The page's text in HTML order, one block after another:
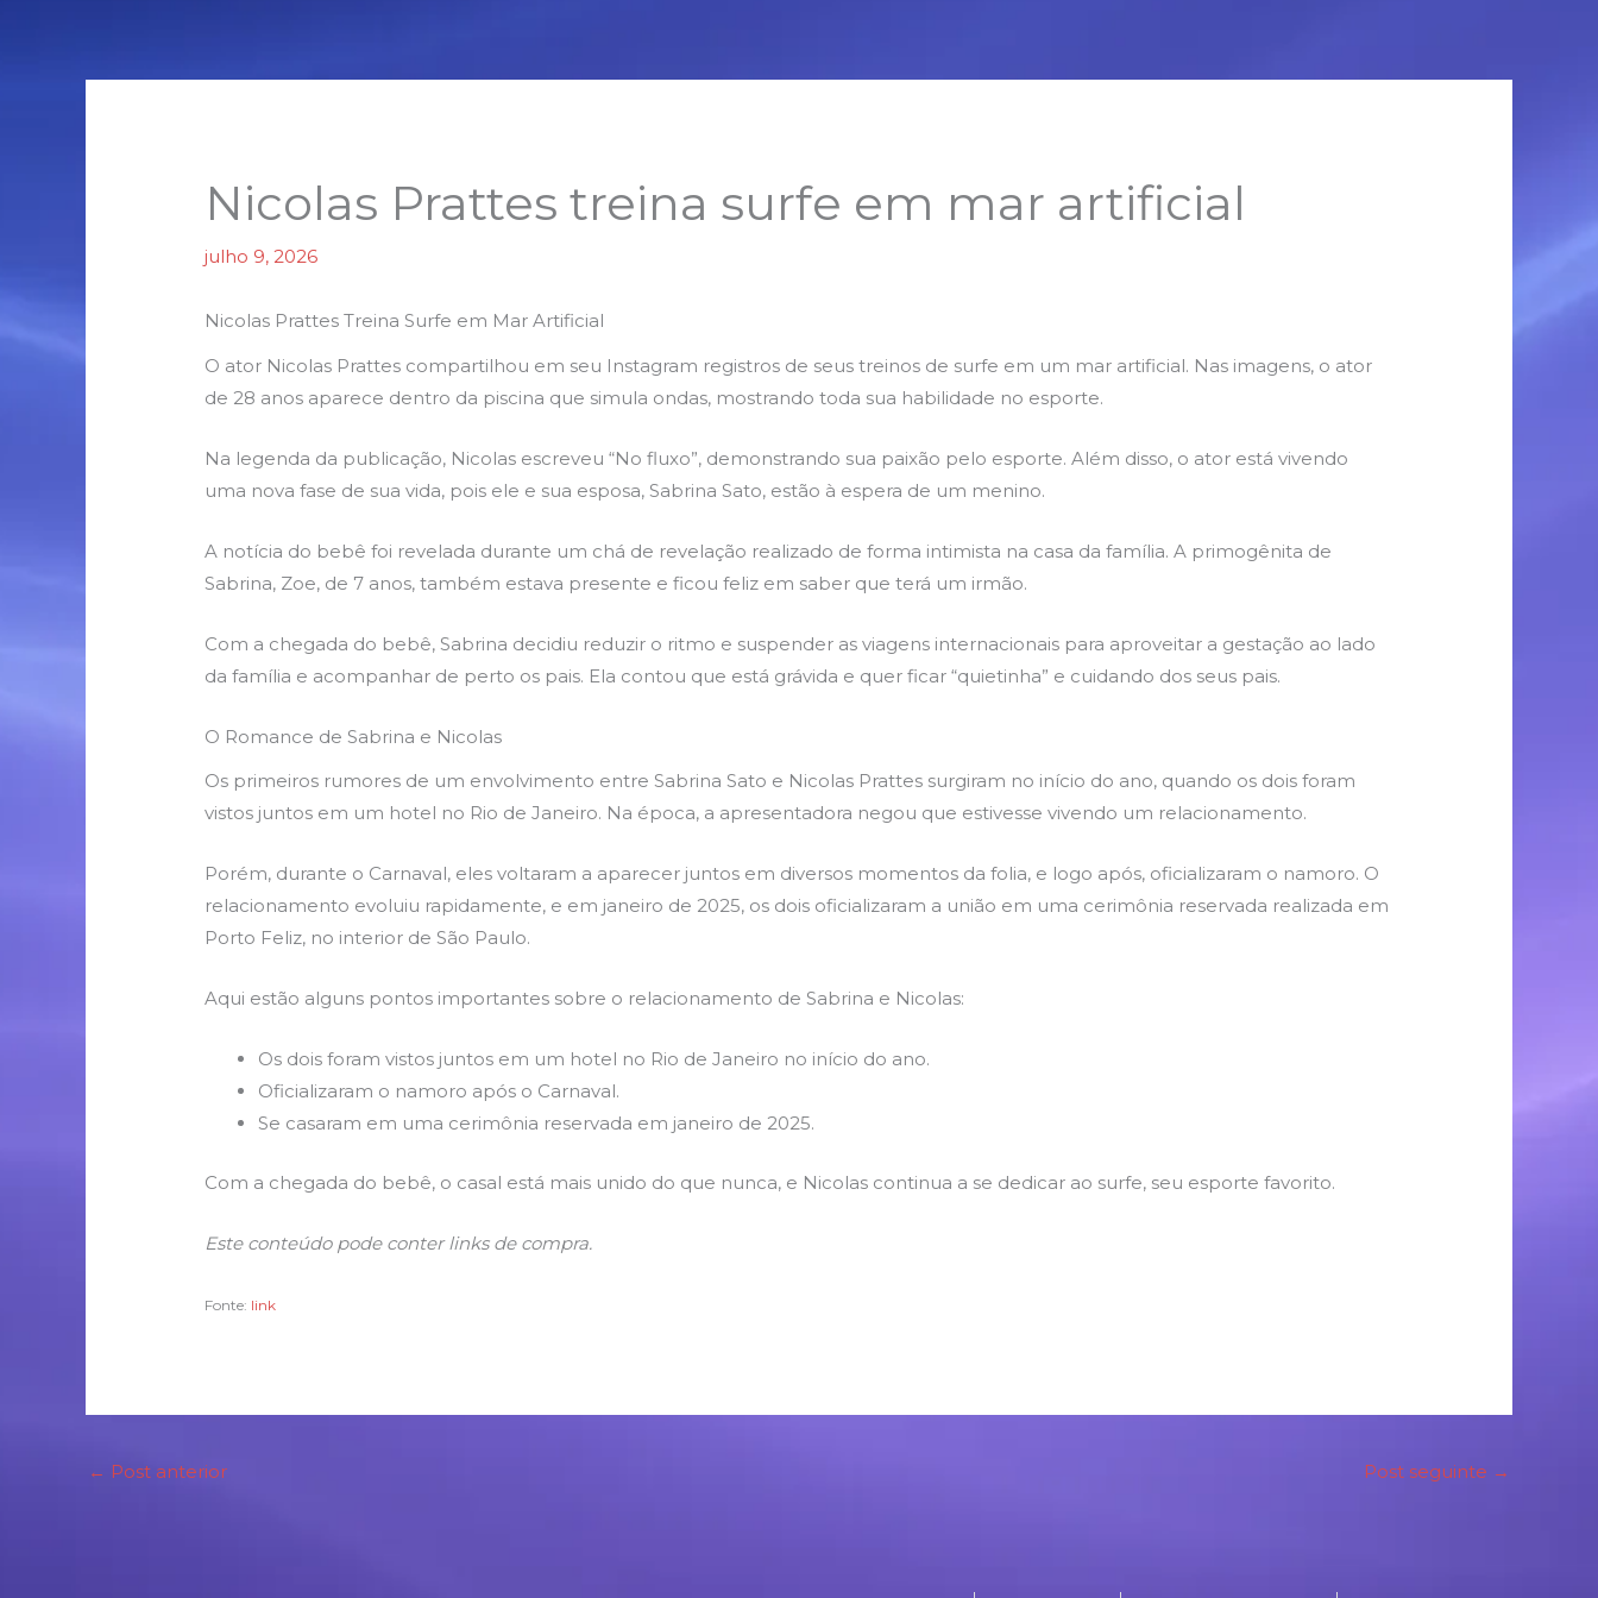
Nicolas Prattes treina surfe em mar artificial
julho 9, 2026
Nicolas Prattes Treina Surfe em Mar Artificial
O ator Nicolas Prattes compartilhou em seu Instagram registros de seus treinos de surfe em um mar artificial. Nas imagens, o ator
de 28 anos aparece dentro da piscina que simula ondas, mostrando toda sua habilidade no esporte.
Na legenda da publicação, Nicolas escreveu “No fluxo”, demonstrando sua paixão pelo esporte. Além disso, o ator está vivendo
uma nova fase de sua vida, pois ele e sua esposa, Sabrina Sato, estão à espera de um menino.
A notícia do bebê foi revelada durante um chá de revelação realizado de forma intimista na casa da família. A primogênita de
Sabrina, Zoe, de 7 anos, também estava presente e ficou feliz em saber que terá um irmão.
Com a chegada do bebê, Sabrina decidiu reduzir o ritmo e suspender as viagens internacionais para aproveitar a gestação ao lado
da família e acompanhar de perto os pais. Ela contou que está grávida e quer ficar “quietinha” e cuidando dos seus pais.
O Romance de Sabrina e Nicolas
Os primeiros rumores de um envolvimento entre Sabrina Sato e Nicolas Prattes surgiram no início do ano, quando os dois foram
vistos juntos em um hotel no Rio de Janeiro. Na época, a apresentadora negou que estivesse vivendo um relacionamento.
Porém, durante o Carnaval, eles voltaram a aparecer juntos em diversos momentos da folia, e logo após, oficializaram o namoro. O
relacionamento evoluiu rapidamente, e em janeiro de 2025, os dois oficializaram a união em uma cerimônia reservada realizada em
Porto Feliz, no interior de São Paulo.
Aqui estão alguns pontos importantes sobre o relacionamento de Sabrina e Nicolas:
Os dois foram vistos juntos em um hotel no Rio de Janeiro no início do ano.
Oficializaram o namoro após o Carnaval.
Se casaram em uma cerimônia reservada em janeiro de 2025.
Com a chegada do bebê, o casal está mais unido do que nunca, e Nicolas continua a se dedicar ao surfe, seu esporte favorito.
Este conteúdo pode conter links de compra.
Fonte: link
← Post anterior Post seguinte →